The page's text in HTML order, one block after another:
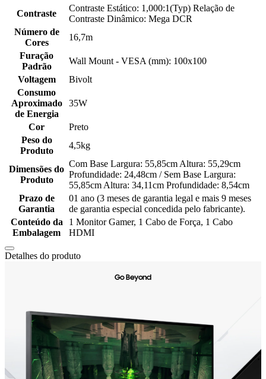
Contraste
Contraste Estático: 1,000:1(Typ) Relação de
Contraste Dinâmico: Mega DCR
Número de
Cores
16,7m
Furação
Padrão
Wall Mount - VESA (mm): 100x100
Voltagem
Bivolt
Consumo
Aproximado
de Energia
35W
Cor
Preto
Peso do
Produto
4,5kg
Dimensões do
Produto
Com Base Largura: 55,85cm Altura: 55,29cm
Profundidade: 24,48cm / Sem Base Largura:
55,85cm Altura: 34,11cm Profundidade: 8,54cm
Prazo de
Garantia
01 ano (3 meses de garantia legal e mais 9 meses
de garantia especial concedida pelo fabricante).
Conteúdo da
Embalagem
1 Monitor Gamer, 1 Cabo de Força, 1 Cabo
HDMI
Detalhes do produto